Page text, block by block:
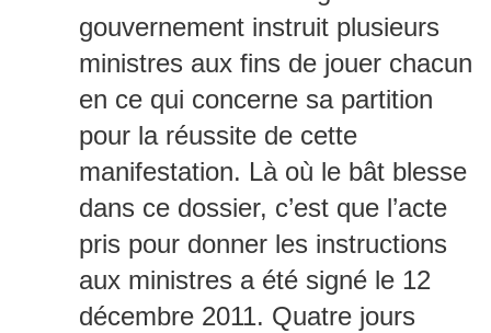
gouvernement instruit plusieurs
ministres aux fins de jouer chacun
en ce qui concerne sa partition
pour la réussite de cette
manifestation. Là où le bât blesse
dans ce dossier, c’est que l’acte
pris pour donner les instructions
aux ministres a été signé le 12
décembre 2011. Quatre jours